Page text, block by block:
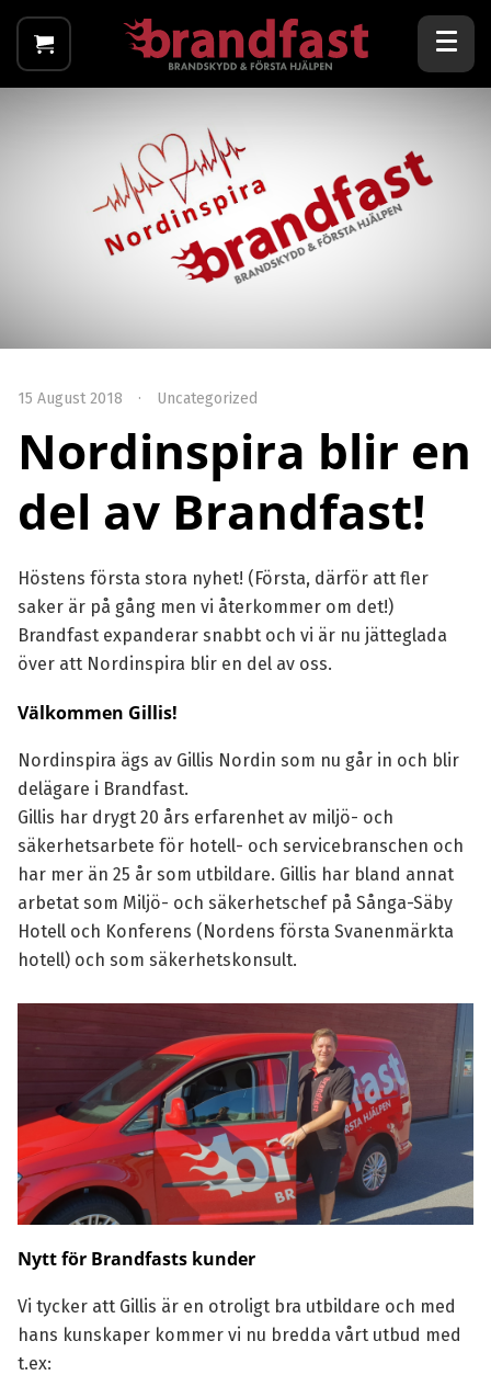
15 August 2018 · Uncategorized
Nordinspira blir en
del av Brandfast!
Höstens första stora nyhet! (Första, därför att fler
saker är på gång men vi återkommer om det!)
Brandfast expanderar snabbt och vi är nu jätteglada
över att Nordinspira blir en del av oss.
Välkommen Gillis!
Nordinspira ägs av Gillis Nordin som nu går in och blir
delägare i Brandfast.
Gillis har drygt 20 års erfarenhet av miljö- och
säkerhetsarbete för hotell- och servicebranschen och
har mer än 25 år som utbildare. Gillis har bland annat
arbetat som Miljö- och säkerhetschef på Sånga-Säby
Hotell och Konferens (Nordens första Svanenmärkta
hotell) och som säkerhetskonsult.
Nytt för Brandfasts kunder
Vi tycker att Gillis är en otroligt bra utbildare och med
hans kunskaper kommer vi nu bredda vårt utbud med
t.ex: